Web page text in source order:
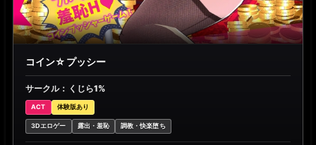
コイン☆プッシー
サークル：くじら1%
ACT 体験版あり
3Dエロゲー 露出・羞恥 調教・快楽堕ち